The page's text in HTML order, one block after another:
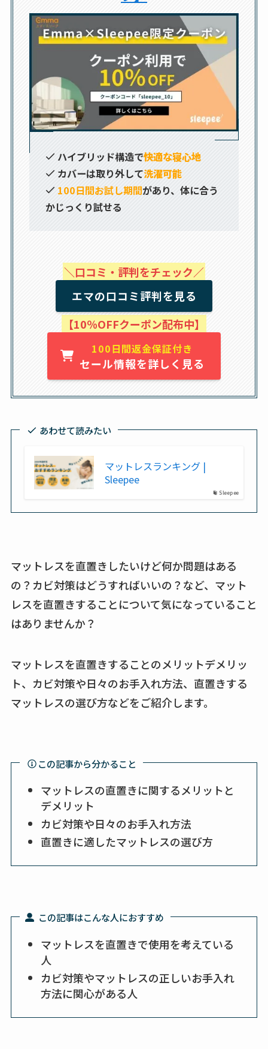
ハイブリッド構造で快適な寝心地
カバーは取り外して洗濯可能
100日間お試し期間があり、体に合う
かじっくり試せる
＼口コミ・評判をチェック／
エマの口コミ評判を見る
【10％OFFクーポン配布中】
100日間返金保証付き
セール情報を詳しく見る
あわせて読みたい
Sleepee
マットレスランキング |
Sleepee
マットレスを直置きしたいけど何か問題はある
の？カビ対策はどうすればいいの？など、マット
レスを直置きすることについて気になっていること
はありませんか？
マットレスを直置きすることのメリットデメリッ
ト、カビ対策や日々のお手入れ方法、直置きする
マットレスの選び方などをご紹介します。
この記事から分かること
マットレスの直置きに関するメリットと
デメリット
カビ対策や日々のお手入れ方法
直置きに適したマットレスの選び方
この記事はこんな人におすすめ
マットレスを直置きで使用を考えている
人
カビ対策やマットレスの正しいお手入れ
方法に関心がある人